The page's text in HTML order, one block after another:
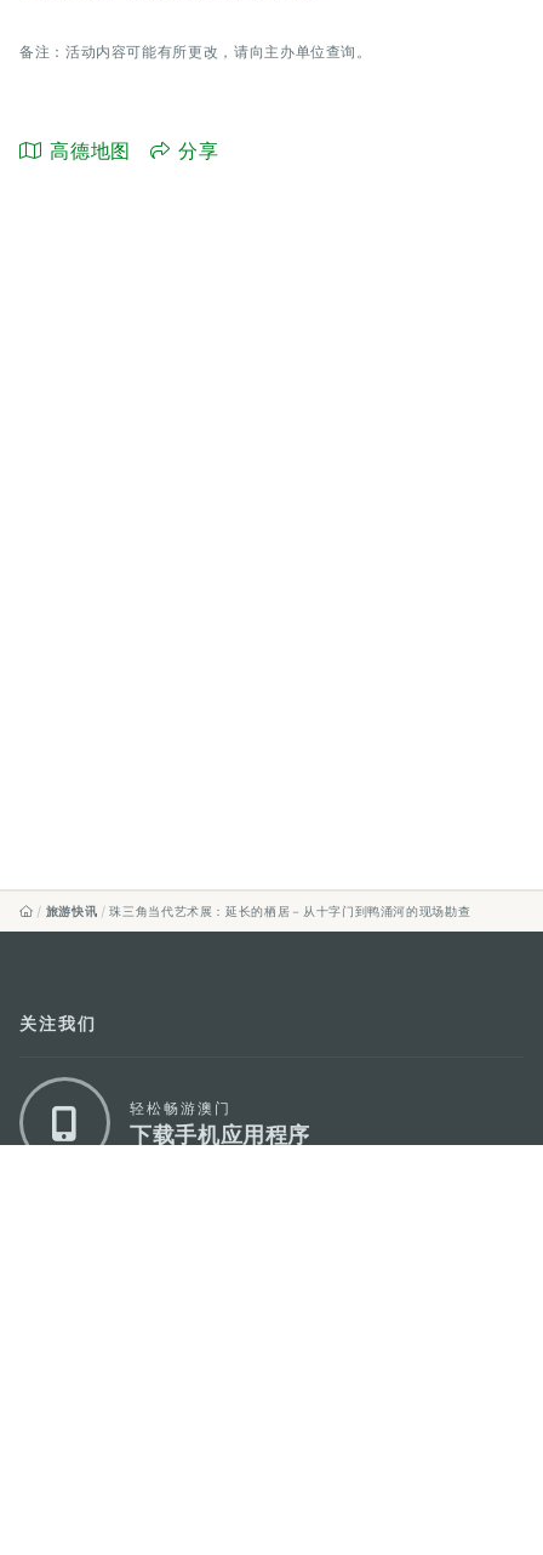
备注：活动内容可能有所更改，请向主办单位查询。
高德地图 分享
旅游快讯 珠三角当代艺术展：延长的栖居－从十字门到鸭涌河的现场勘查
关注我们
轻松畅游澳门
下载手机应用程序